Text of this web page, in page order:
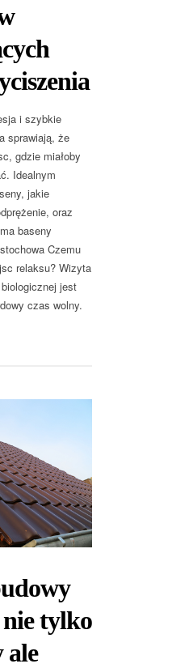
i szybkie
sprawiają, że
gdzie miałoby
Idealnym
jakie
oraz
baseny
Czemu
relaksu? Wizyta
jest
czas wolny.
tylko
ale